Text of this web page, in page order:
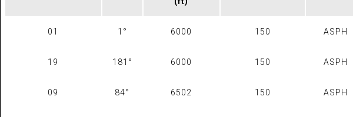
01 1° 6000 150 ASPH
19 181° 6000 150 ASPH
09 84° 6502 150 ASPH